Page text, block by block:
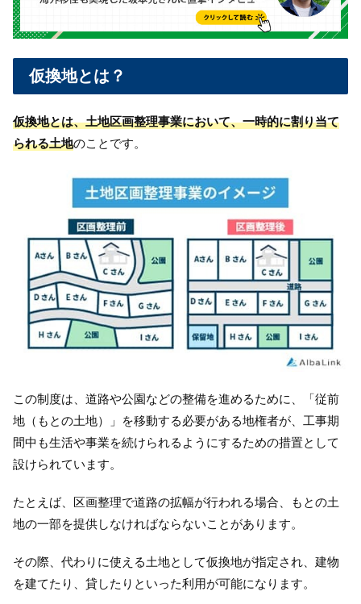
仮換地とは？
仮換地とは、土地区画整理事業において、一時的に割り当て
られる土地のことです。
この制度は、道路や公園などの整備を進めるために、「従前
地（もとの土地）」を移動する必要がある地権者が、工事期
間中も生活や事業を続けられるようにするための措置として
設けられています。
たとえば、区画整理で道路の拡幅が行われる場合、もとの土
地の一部を提供しなければならないことがあります。
その際、代わりに使える土地として仮換地が指定され、建物
を建てたり、貸したりといった利用が可能になります。